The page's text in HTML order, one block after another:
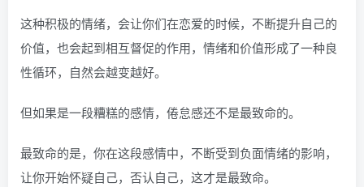
这种积极的情绪，会让你们在恋爱的时候，不断提升自己的
价值，也会起到相互督促的作用，情绪和价值形成了一种良
性循环，自然会越变越好。
但如果是一段糟糕的感情，倦怠感还不是最致命的。
最致命的是，你在这段感情中，不断受到负面情绪的影响，
让你开始怀疑自己，否认自己，这才是最致命。